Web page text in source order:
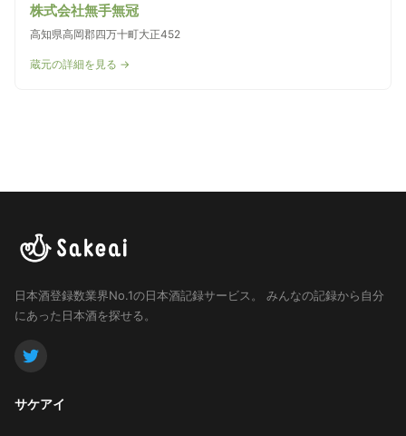
株式会社無手無冠
高知県高岡郡四万十町大正452
蔵元の詳細を見る →
日本酒登録数業界No.1の日本酒記録サービス。
みんなの記録から自分
にあった日本酒を探せる。
サケアイ